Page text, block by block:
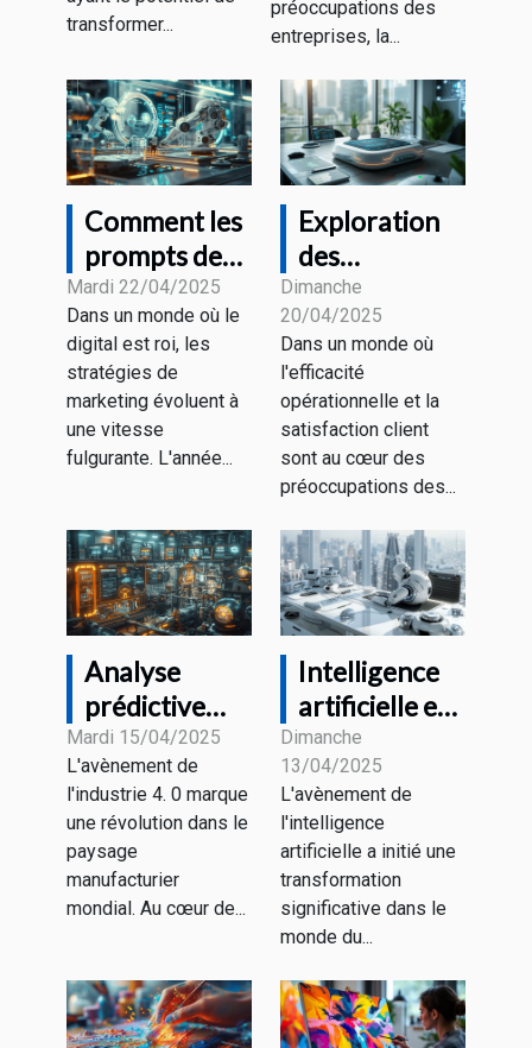
plateformes
IA
transformer...
vos accès en
2023
préoccupations des
entreprises, la...
Comment les
prompts de
ChatGPT
transforment
le marketing
numérique en
2025
Mardi 22/04/2025
Dans un monde où le
digital est roi, les
stratégies de
marketing évoluent à
une vitesse
fulgurante. L'année...
Exploration
des
avantages
des chatbots
pour les
entreprises
modernes
Dimanche
20/04/2025
Dans un monde où
l'efficacité
opérationnelle et la
satisfaction client
sont au cœur des
préoccupations des...
Analyse
prédictive
dans
l'industrie 4.0
comment les
données
transforment
les usines
Mardi 15/04/2025
L'avènement de
l'industrie 4. 0 marque
une révolution dans le
paysage
manufacturier
mondial. Au cœur de...
Intelligence
artificielle et
emploi quels
métiers
seront
transformés
Dimanche
13/04/2025
L'avènement de
l'intelligence
artificielle a initié une
transformation
significative dans le
monde du...